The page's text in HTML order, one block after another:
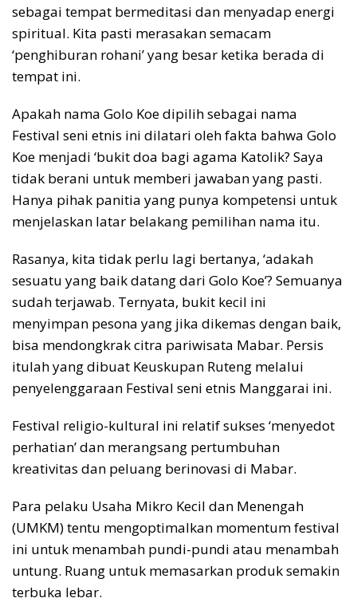
sebagai tempat bermeditasi dan menyadap energi
spiritual. Kita pasti merasakan semacam
‘penghiburan rohani’ yang besar ketika berada di
tempat ini.
Apakah nama Golo Koe dipilih sebagai nama
Festival seni etnis ini dilatari oleh fakta bahwa Golo
Koe menjadi ‘bukit doa bagi agama Katolik? Saya
tidak berani untuk memberi jawaban yang pasti.
Hanya pihak panitia yang punya kompetensi untuk
menjelaskan latar belakang pemilihan nama itu.
Rasanya, kita tidak perlu lagi bertanya, ‘adakah
sesuatu yang baik datang dari Golo Koe’? Semuanya
sudah terjawab. Ternyata, bukit kecil ini
menyimpan pesona yang jika dikemas dengan baik,
bisa mendongkrak citra pariwisata Mabar. Persis
itulah yang dibuat Keuskupan Ruteng melalui
penyelenggaraan Festival seni etnis Manggarai ini.
Festival religio-kultural ini relatif sukses ‘menyedot
perhatian’ dan merangsang pertumbuhan
kreativitas dan peluang berinovasi di Mabar.
Para pelaku Usaha Mikro Kecil dan Menengah
(UMKM) tentu mengoptimalkan momentum festival
ini untuk menambah pundi-pundi atau menambah
untung. Ruang untuk memasarkan produk semakin
terbuka lebar.